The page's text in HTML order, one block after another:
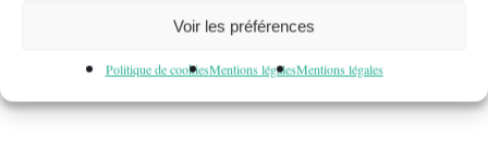
Voir les préférences
Politique de cookiesMentions légalesMentions légales
dans une zone verdoyante… un contraste total, ici tout est